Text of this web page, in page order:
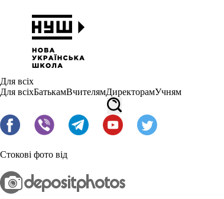
Для всіх
Для всіхБатькамВчителямДиректорамУчням
Стокові фото від